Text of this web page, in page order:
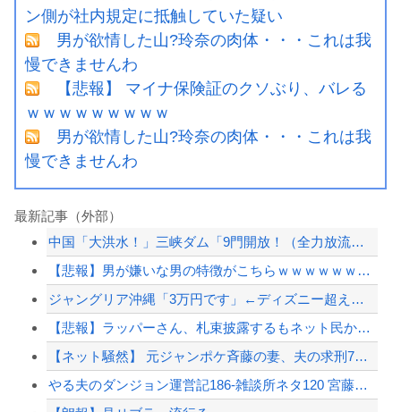
ン側が社内規定に抵触していた疑い
男が欲情した山?玲奈の肉体・・・これは我
慢できませんわ
【悲報】 マイナ保険証のクソぶり、バレる
ｗｗｗｗｗｗｗｗｗ
男が欲情した山?玲奈の肉体・・・これは我
慢できませんわ
最新記事（外部）
中国「大洪水！」三峡ダム「9門開放！（全力放流」中国都市「三峡沿線の道路水没」中...
【悲報】男が嫌いな男の特徴がこちらｗｗｗｗｗｗｗｗｗｗ
ジャングリア沖縄「3万円です」←ディズニー超えの強気価格ｗｗｗ
【悲報】ラッパーさん、札束披露するもネット民から「新社会人の初ボーナスくらいしか...
【ネット騒然】 元ジャンポケ斉藤の妻、夫の求刑7年翌日にインスタ更新！その内容が...
やる夫のダンジョン運営記186-雑談所ネタ120 宮藤汁とは！？+埋めネタ「宮藤...